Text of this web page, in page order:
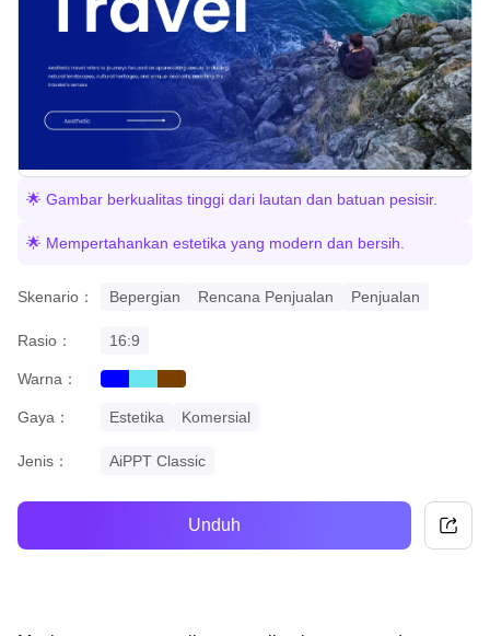
🌟 Gambar berkualitas tinggi dari lautan dan batuan pesisir.
🌟 Mempertahankan estetika yang modern dan bersih.
Skenario： Bepergian Rencana Penjualan Penjualan
Rasio： 16:9
Warna： bluecyanbrown
Gaya：
Estetika Komersial
Jenis： AiPPT Classic
Unduh